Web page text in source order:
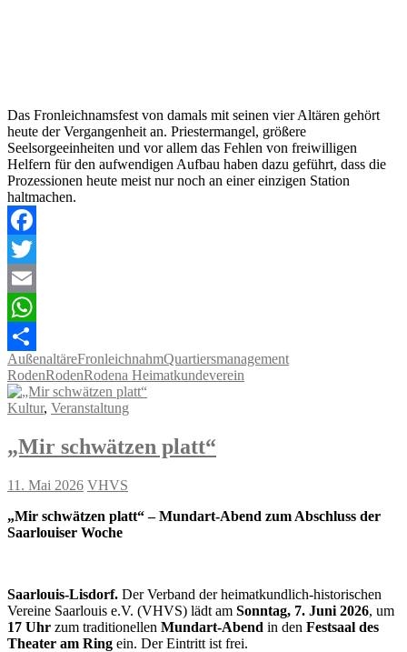
Das Fronleichnamsfest von damals mit seinen vier Altären gehört
heute der Vergangenheit an. Priestermangel, größere
Seelsorgeeinheiten und vor allem das Fehlen von freiwilligen
Helfern für den aufwendigen Aufbau haben dazu geführt, dass die
Prozessionen heute meist nur noch an einer einzigen Station
haltmachen.
Facebook
Twitter
Email
WhatsApp
Teilen
AußenaltäreFronleichnahmQuartiersmanagement
RodenRodenRodena Heimatkundeverein
Kultur, Veranstaltung
„Mir schwätzen platt“
11. Mai 2026 VHVS
„Mir schwätzen platt“ – Mundart-Abend zum Abschluss der
Saarlouiser Woche
Saarlouis-Lisdorf. Der Verband der heimatkundlich-historischen
Vereine Saarlouis e.V. (VHVS) lädt am Sonntag, 7. Juni 2026, um
17 Uhr zum traditionellen Mundart-Abend in den Festsaal des
Theater am Ring ein. Der Eintritt ist frei.